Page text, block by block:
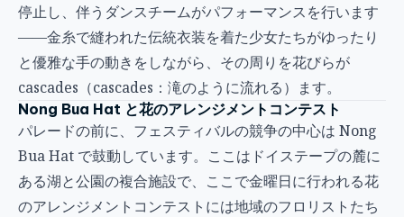
停止し、伴うダンスチームがパフォーマンスを行います
——金糸で縫われた伝統衣装を着た少女たちがゆったり
と優雅な手の動きをしながら、その周りを花びらが
cascades（cascades：滝のように流れる）ます。
Nong Bua Hat と花のアレンジメントコンテスト
パレードの前に、フェスティバルの競争の中心は Nong
Bua Hat で鼓動しています。ここはドイステープの麓に
ある湖と公園の複合施設で、ここで金曜日に行われる花
のアレンジメントコンテストには地域のフロリストたち